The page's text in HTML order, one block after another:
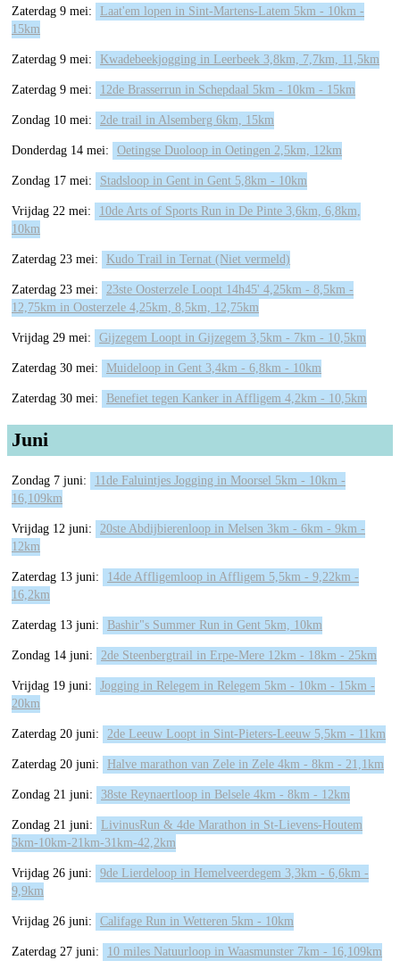
Zaterdag 9 mei:
Laat'em lopen in Sint-Martens-Latem 5km - 10km -
15km
Zaterdag 9 mei: Kwadebeekjogging in Leerbeek 3,8km, 7,7km, 11,5km
Zaterdag 9 mei: 12de Brasserrun in Schepdaal 5km - 10km - 15km
Zondag 10 mei: 2de trail in Alsemberg 6km, 15km
Donderdag 14 mei: Oetingse Duoloop in Oetingen 2,5km, 12km
Zondag 17 mei: Stadsloop in Gent in Gent 5,8km - 10km
Vrijdag 22 mei:
10de Arts of Sports Run in De Pinte 3,6km, 6,8km,
10km
Zaterdag 23 mei: Kudo Trail in Ternat (Niet vermeld)
Zaterdag 23 mei:
23ste Oosterzele Loopt 14h45' 4,25km - 8,5km -
12,75km in Oosterzele 4,25km, 8,5km, 12,75km
Vrijdag 29 mei: Gijzegem Loopt in Gijzegem 3,5km - 7km - 10,5km
Zaterdag 30 mei: Muideloop in Gent 3,4km - 6,8km - 10km
Zaterdag 30 mei: Benefiet tegen Kanker in Affligem 4,2km - 10,5km
Juni
Zondag 7 juni:
11de Faluintjes Jogging in Moorsel 5km - 10km -
16,109km
Vrijdag 12 juni:
20ste Abdijbierenloop in Melsen 3km - 6km - 9km -
12km
Zaterdag 13 juni:
14de Affligemloop in Affligem 5,5km - 9,22km -
16,2km
Zaterdag 13 juni: Bashir"s Summer Run in Gent 5km, 10km
Zondag 14 juni: 2de Steenbergtrail in Erpe-Mere 12km - 18km - 25km
Vrijdag 19 juni:
Jogging in Relegem in Relegem 5km - 10km - 15km -
20km
Zaterdag 20 juni: 2de Leeuw Loopt in Sint-Pieters-Leeuw 5,5km - 11km
Zaterdag 20 juni: Halve marathon van Zele in Zele 4km - 8km - 21,1km
Zondag 21 juni: 38ste Reynaertloop in Belsele 4km - 8km - 12km
Zondag 21 juni:
LivinusRun & 4de Marathon in St-Lievens-Houtem
5km-10km-21km-31km-42,2km
Vrijdag 26 juni:
9de Lierdeloop in Hemelveerdegem 3,3km - 6,6km -
9,9km
Vrijdag 26 juni: Califage Run in Wetteren 5km - 10km
Zaterdag 27 juni: 10 miles Natuurloop in Waasmunster 7km - 16,109km